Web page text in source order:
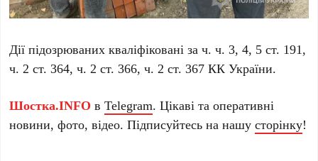
Дії підозрюваних кваліфіковані за ч. ч. 3, 4, 5 ст. 191,
ч. 2 ст. 364, ч. 2 ст. 366, ч. 2 ст. 367 КК України.
Шостка.INFO вTelegram. Цікаві та оперативні
новини, фото, відео. Підписуйтесь на нашусторінку!